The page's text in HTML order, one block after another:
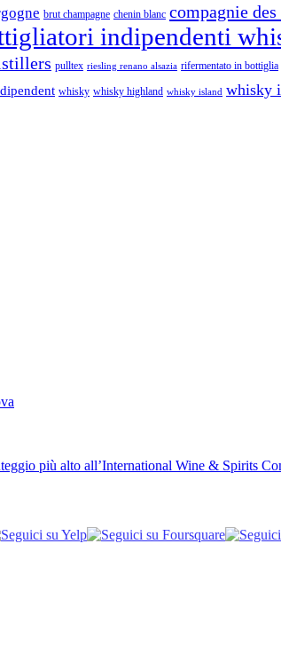
brut champagne chenin blanc compagnie des
indipendenti
pulltex riesling renano alsazia rifermentato in bottiglia
whisky whisky highland whisky island whisky
più alto all’International Wine & Spirits